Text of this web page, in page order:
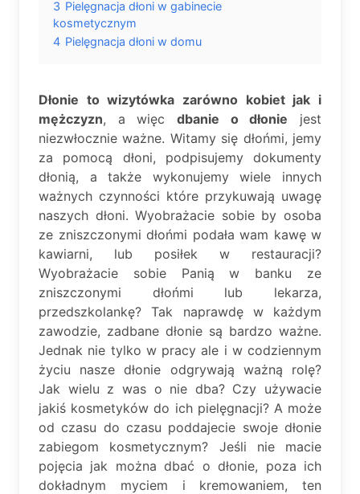
3 Pielęgnacja dłoni w gabinecie
kosmetycznym
4 Pielęgnacja dłoni w domu
Dłonie to wizytówka zarówno kobiet jak i
mężczyzn, a więc dbanie o dłonie jest
niezwłocznie ważne. Witamy się dłońmi, jemy
za pomocą dłoni, podpisujemy dokumenty
dłonią, a także wykonujemy wiele innych
ważnych czynności które przykuwają uwagę
naszych dłoni. Wyobrażacie sobie by osoba
ze zniszczonymi dłońmi podała wam kawę w
kawiarni, lub posiłek w restauracji?
Wyobrażacie sobie Panią w banku ze
zniszczonymi dłońmi lub lekarza,
przedszkolankę? Tak naprawdę w każdym
zawodzie, zadbane dłonie są bardzo ważne.
Jednak nie tylko w pracy ale i w codziennym
życiu nasze dłonie odgrywają ważną rolę?
Jak wielu z was o nie dba? Czy używacie
jakiś kosmetyków do ich pielęgnacji? A może
od czasu do czasu poddajecie swoje dłonie
zabiegom kosmetycznym? Jeśli nie macie
pojęcia jak można dbać o dłonie, poza ich
dokładnym myciem i kremowaniem, ten